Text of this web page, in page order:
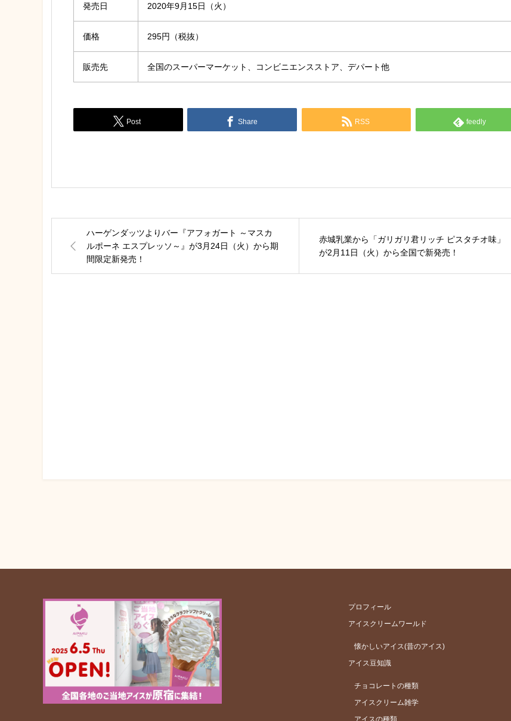
発売日 2020年9月15日（火）
価格 295円（税抜）
販売先 全国のスーパーマーケット、コンビニエンスストア、デパート他
Post Share RSS feedly
ハーゲンダッツよりバー『アフォガート ～マスカ
ルポーネ エスプレッソ～』が3月24日（火）から期
間限定新発売！
赤城乳業から「ガリガリ君リッチ ピスタチオ味」
が2月11日（火）から全国で新発売！
プロフィール
アイスクリームワールド
懐かしいアイス(昔のアイス)
アイス豆知識
チョコレートの種類
アイスクリーム雑学
アイスの種類